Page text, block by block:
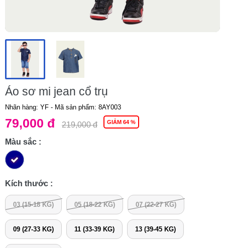
Áo sơ mi jean cổ trụ
Nhãn hàng: YF - Mã sản phẩm: 8AY003
79,000 đ 219,000 đ GIẢM 64 %
Màu sắc :
Kích thước :
03 (15-18 KG) 05 (18-22 KG) 07 (22-27 KG)
09 (27-33 KG) 11 (33-39 KG) 13 (39-45 KG)